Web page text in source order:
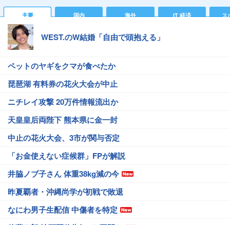
主要 国内 海外 IT 経済 ス
WEST.のW結婚「自由で頭抱える」
ペットのヤギをクマが食べたか
琵琶湖 有料券の花火大会が中止
ニチレイ攻撃 20万件情報流出か
天皇皇后両陛下 熊本県に金一封
中止の花火大会、3市が関与否定
「お金使えない症候群」FPが解説
井脇ノブ子さん 体重38kg減の今
昨夏覇者・沖縄尚学が初戦で敗退
なにわ男子生配信 中傷者を特定